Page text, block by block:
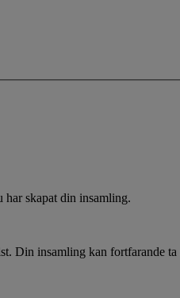
har skapat din insamling.
Din insamling kan fortfarande